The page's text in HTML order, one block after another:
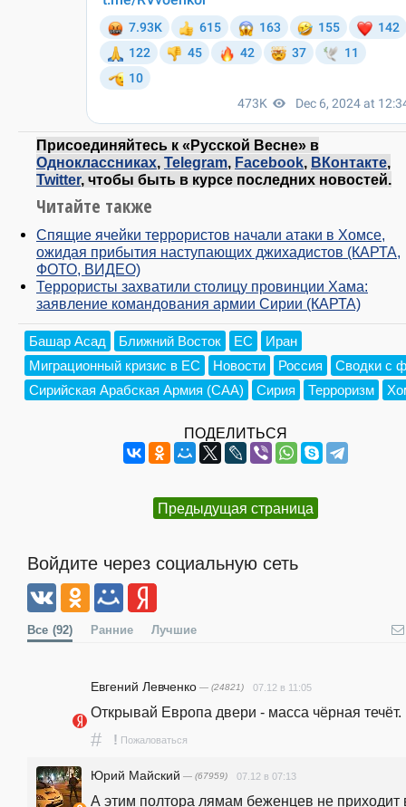
Присоединяйтесь к «Русской Весне» в
Одноклассниках, Telegram, Facebook, ВКонтакте,
Twitter, чтобы быть в курсе последних новостей.
Читайте также
Спящие ячейки террористов начали атаки в Хомсе,
ожидая прибытия наступающих джихадистов (КАРТА,
ФОТО, ВИДЕО)
Террористы захватили столицу провинции Хама:
заявление командования армии Сирии (КАРТА)
Башар Асад Ближний Восток ЕС
Иран
Миграционный кризис в ЕС
Новости Россия
Сводки с
Сирийская Арабская Армия (САА)
Сирия Терроризм
ПОДЕЛИТЬСЯ
Предыдущая страница
Войдите через социальную сеть
Все (92) Ранние Лучшие
Евгений Левченко — (24821) 07.12 в 11:05
Открывай Европа двери - масса чёрная течёт.
# ! Пожаловаться
Юрий Майский — (67959) 07.12 в 07:13
А этим полтора лямам беженцев не приходит